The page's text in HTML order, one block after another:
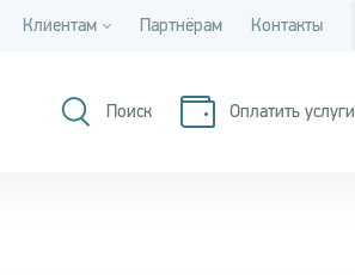
Клиентам Партнёрам Контакты
Поиск Оплатить услуги